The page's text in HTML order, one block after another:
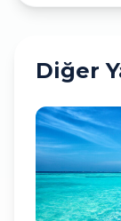
Diğer